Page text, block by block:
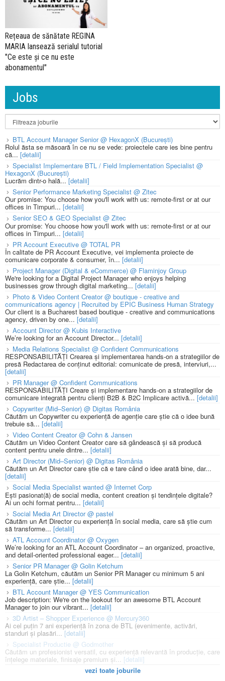
Rețeaua de sănătate REGINA
MARIA lansează serialul tutorial
"Ce este și ce nu este
abonamentul"
Jobs
BTL Account Manager Senior @ HexagonX (București)
Rolul ăsta se măsoară în ce nu se vede: proiectele care ies bine pentru
că... [detalii]
Specialist Implementare BTL / Field Implementation Specialist @
HexagonX (București)
Lucrăm dintr-o hală... [detalii]
Senior Performance Marketing Specialist @ Zitec
Our promise: You choose how you'll work with us: remote-first or at our
offices in Timpuri... [detalii]
Senior SEO & GEO Specialist @ Zitec
Our promise: You choose how you'll work with us: remote-first or at our
offices in Timpuri... [detalii]
PR Account Executive @ TOTAL PR
În calitate de PR Account Executive, vei implementa proiecte de
comunicare corporate & consumer, în... [detalii]
Project Manager (Digital & eCommerce) @ Flaminjoy Group
We're looking for a Digital Project Manager who enjoys helping
businesses grow through digital marketing... [detalii]
Photo & Video Content Creator @ boutique - creative and
communications agency | Recruited by EPIC Business Human Strategy
Our client is a Bucharest based boutique - creative and communications
agency, driven by one... [detalii]
Account Director @ Kubis Interactive
We’re looking for an Account Director... [detalii]
Media Relations Specialist @ Confident Communications
RESPONSABILITĂȚI Crearea și implementarea hands-on a strategiilor de
presă Redactarea de conținut editorial: comunicate de presă, interviuri,...
[detalii]
PR Manager @ Confident Communications
RESPONSABILITĂȚI Creare și implementare hands-on a strategiilor de
comunicare integrată pentru clienți B2B & B2C Implicare activă... [detalii]
Copywriter (Mid–Senior) @ Digitas România
Căutăm un Copywriter cu experiență de agenție care știe că o idee bună
trebuie să... [detalii]
Video Content Creator @ Cohn & Jansen
Căutăm un Video Content Creator care să gândească și să producă
content pentru unele dintre... [detalii]
Art Director (Mid–Senior) @ Digitas România
Căutăm un Art Director care știe că e tare când o idee arată bine, dar...
[detalii]
Social Media Specialist wanted @ Internet Corp
Ești pasionat(ă) de social media, content creation și tendințele digitale?
Ai un ochi format pentru... [detalii]
Social Media Art Director @ pastel
Căutăm un Art Director cu experiență în social media, care să știe cum
să transforme... [detalii]
ATL Account Coordinator @ Oxygen
We’re looking for an ATL Account Coordinator – an organized, proactive,
and detail-oriented professional eager... [detalii]
Senior PR Manager @ Golin Ketchum
La Golin Ketchum, căutăm un Senior PR Manager cu minimum 5 ani
experiență, care știe... [detalii]
BTL Account Manager @ YES Communication
Job description: We're on the lookout for an awesome BTL Account
Manager to join our vibrant... [detalii]
3D Artist – Shopper Experience @ Mercury360
Ai cel puțin 7 ani experiență în zona de BTL (evenimente, activări,
standuri și plasări...[detalii]
Specialist Productie @ Godmother
Căutăm un profesionist versatil, cu experiență relevantă în producție, care
înțelege materiale, finisaje premium și... [detalii]
vezi toate joburile